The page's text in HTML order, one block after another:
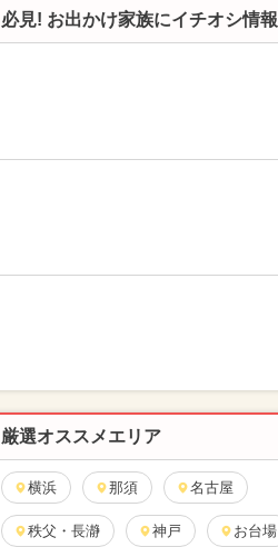
必見! お出かけ家族にイチオシ情報
厳選オススメエリア
横浜 那須 名古屋
秩父・長瀞 神戸 お台場